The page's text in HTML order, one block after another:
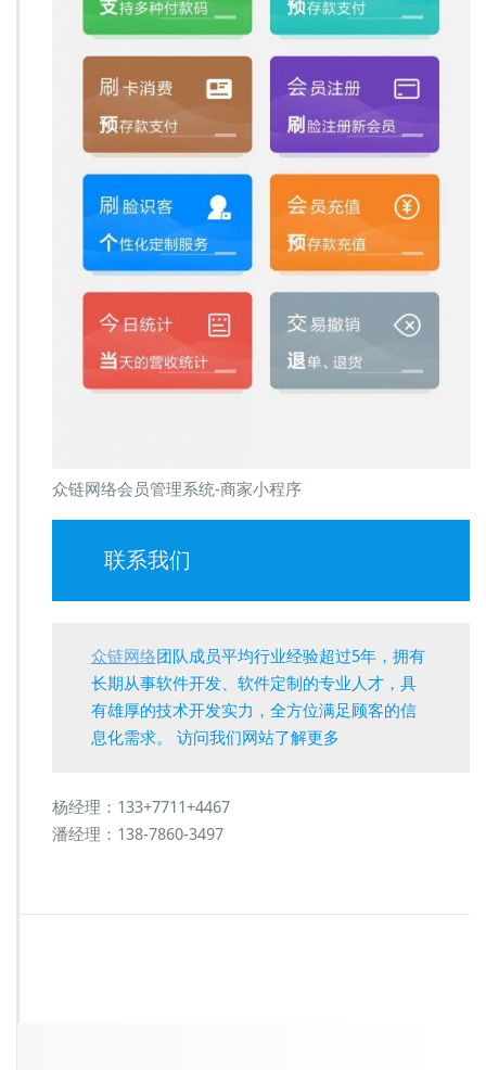
众链网络会员管理系统-商家小程序
联系我们
众链网络团队成员平均行业经验超过5年，拥有
长期从事软件开发、软件定制的专业人才，具
有雄厚的技术开发实力，全方位满足顾客的信
息化需求。 访问我们网站了解更多
杨经理：133+7711+4467
潘经理：138-7860-3497